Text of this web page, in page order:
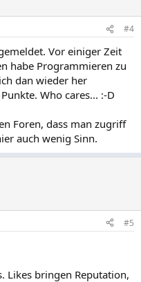
#4
Vor einiger Zeit
habe Programmieren zu
dan wieder her
Who cares... :-D
Foren, dass man zugriff
auch wenig Sinn.
#5
Likes bringen Reputation,